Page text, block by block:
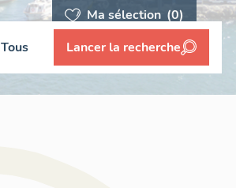
Ma sélection (0)
Tous Lancer la recherche